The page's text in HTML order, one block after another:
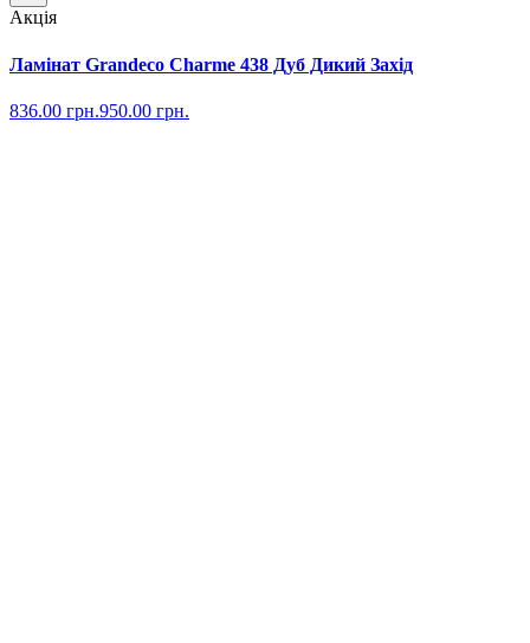
Акція
Ламінат Grandeco Charme 438 Дуб Дикий Захід
836.00 грн.950.00 грн.